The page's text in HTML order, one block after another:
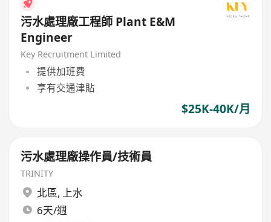
污水處理廠工程師 Plant E&M
Engineer
Key Recruitment Limited
提供加班費
享有交通津貼
$25K-40K/月
污水處理廠操作員/技術員
TRINITY
北區, 上水
6天/週